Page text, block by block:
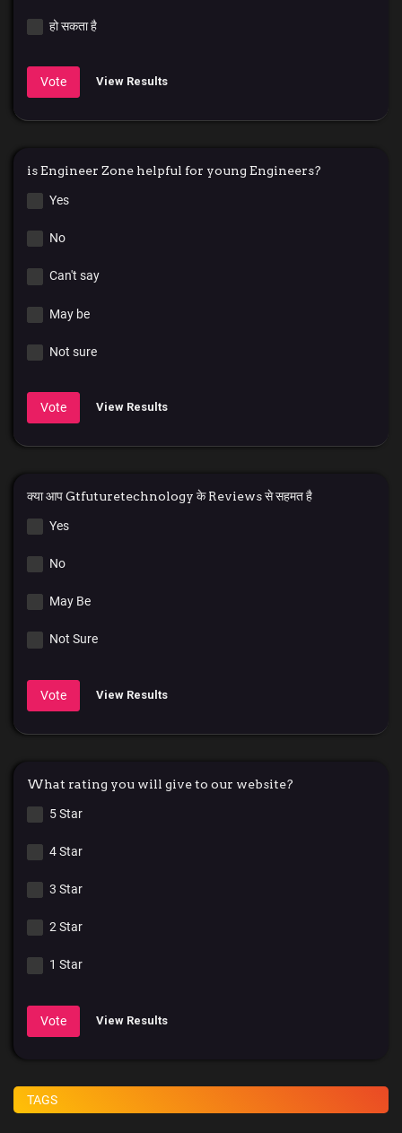
हो सकता है
Vote View Results
is Engineer Zone helpful for young Engineers?
Yes
No
Can't say
May be
Not sure
Vote View Results
क्या आप Gtfuturetechnology के Reviews से सहमत है
Yes
No
May Be
Not Sure
Vote View Results
What rating you will give to our website?
5 Star
4 Star
3 Star
2 Star
1 Star
Vote View Results
TAGS